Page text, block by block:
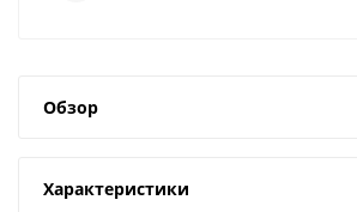
Обзор
Характеристики